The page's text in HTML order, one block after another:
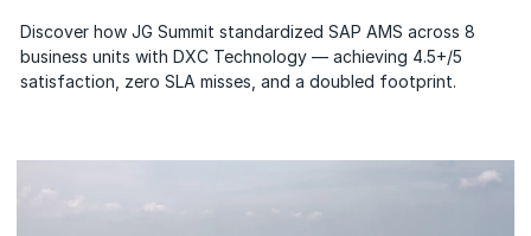
Discover how JG Summit standardized SAP AMS across 8
business units with DXC Technology — achieving 4.5+/5
satisfaction, zero SLA misses, and a doubled footprint.